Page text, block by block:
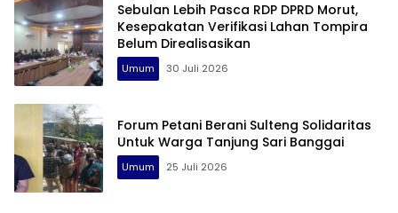
Sebulan Lebih Pasca RDP DPRD Morut,
Kesepakatan Verifikasi Lahan Tompira
Belum Direalisasikan
Umum 30 Juli 2026
Forum Petani Berani Sulteng Solidaritas
Untuk Warga Tanjung Sari Banggai
Umum 25 Juli 2026